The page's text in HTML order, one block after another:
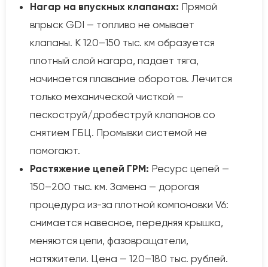
Нагар на впускных клапанах: Прямой
впрыск GDI — топливо не омывает
клапаны. К 120–150 тыс. км образуется
плотный слой нагара, падает тяга,
начинается плавание оборотов. Лечится
только механической чисткой —
пескоструй/дробеструй клапанов со
снятием ГБЦ. Промывки системой не
помогают.
Растяжение цепей ГРМ: Ресурс цепей —
150–200 тыс. км. Замена — дорогая
процедура из-за плотной компоновки V6:
снимается навесное, передняя крышка,
меняются цепи, фазовращатели,
натяжители. Цена — 120–180 тыс. рублей.